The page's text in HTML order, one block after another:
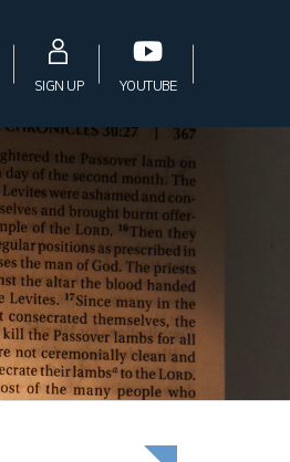
SIGN UP YOUTUBE